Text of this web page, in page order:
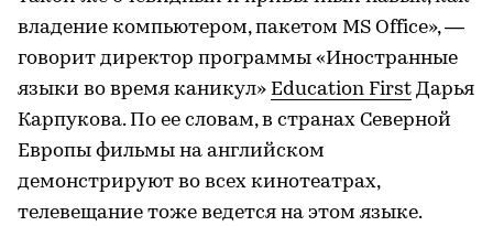
владение компьютером, пакетом MS Office», —
говорит директор программы «Иностранные
языки во время каникул» Education First Дарья
Карпукова. По ее словам, в странах Северной
Европы фильмы на английском
демонстрируют во всех кинотеатрах,
телевещание тоже ведется на этом языке.